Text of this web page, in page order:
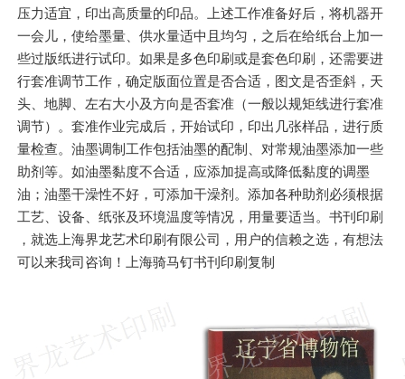
压力适宜，印出高质量的印品。上述工作准备好后，将机器开
一会儿，使给墨量、供水量适中且均匀，之后在给纸台上加一
些过版纸进行试印。如果是多色印刷或是套色印刷，还需要进
行套准调节工作，确定版面位置是否合适，图文是否歪斜，天
头、地脚、左右大小及方向是否套准（一般以规矩线进行套准
调节）。套准作业完成后，开始试印，印出几张样品，进行质
量检查。油墨调制工作包括油墨的配制、对常规油墨添加一些
助剂等。如油墨黏度不合适，应添加提高或降低黏度的调墨
油；油墨干澡性不好，可添加干澡剂。添加各种助剂必须根据
工艺、设备、纸张及环境温度等情况，用量要适当。书刊印刷
，就选上海界龙艺术印刷有限公司，用户的信赖之选，有想法
可以来我司咨询！上海骑马钉书刊印刷复制